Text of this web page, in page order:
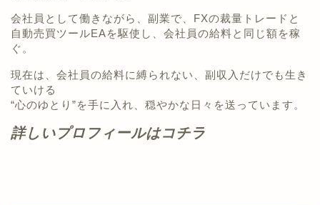
会社員として働きながら、副業で、FXの裁量トレードと
自動売買ツールEAを駆使し、会社員の給料と同じ額を稼
ぐ。
現在は、会社員の給料に縛られない、副収入だけでも生き
ていける
“心のゆとり”を手に入れ、穏やかな日々を送っています。
詳しいプロフィールはコチラ